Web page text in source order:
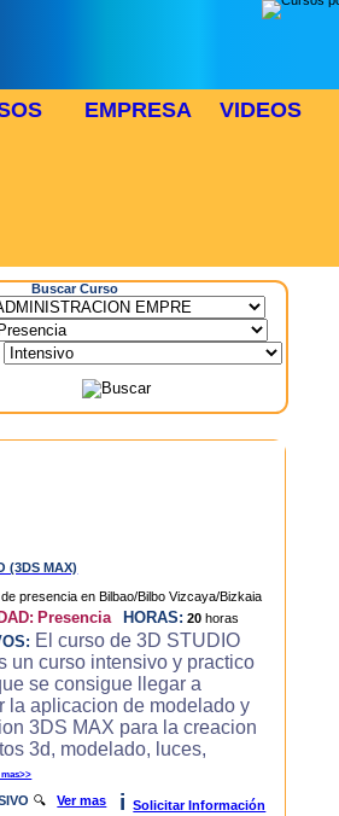
EMPRESA VIDEOS
Buscar Curso
(3DS MAX)
Presencia HORAS: 20 horas
El curso de 3D STUDIO
un curso intensivo y practico
se consigue llegar a
la aplicacion de modelado y
3DS MAX para la creacion
3d, modelado, luces,
mas>>
🔍Ver mas i Solicitar Información